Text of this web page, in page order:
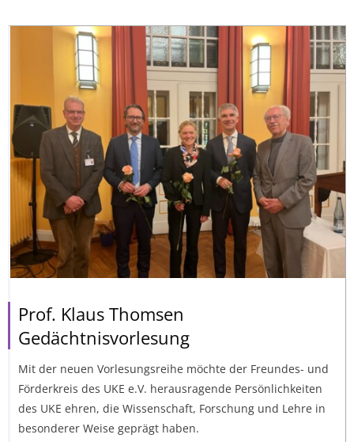
Prof. Klaus Thomsen
Gedächtnisvorlesung
Mit der neuen Vorlesungsreihe möchte der Freundes- und
Förderkreis des UKE e.V. herausragende Persönlichkeiten
des UKE ehren, die Wissenschaft, Forschung und Lehre in
besonderer Weise geprägt haben.